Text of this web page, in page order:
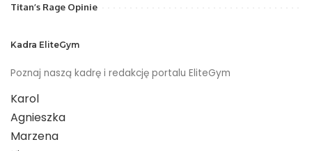
Titan’s Rage Opinie
Kadra EliteGym
Poznaj naszą kadrę i redakcję portalu EliteGym
Karol
Agnieszka
Marzena